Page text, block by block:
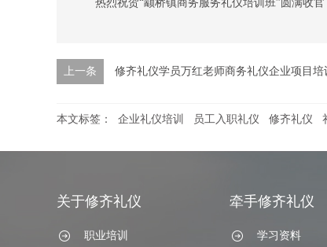
热烈祝贺“颛桥镇商务服务礼仪培训班”圆满收官
上一条 修齐礼仪学员万红老师商务礼仪企业项目培
本文标签： 企业礼仪培训 员工入职礼仪 修齐礼仪
关于修齐礼仪
职业培训
牵手修齐礼仪
学习资料